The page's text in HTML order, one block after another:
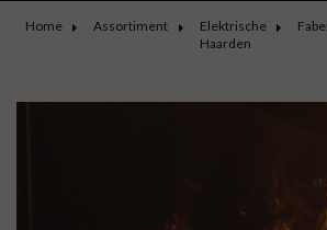
Home Assortiment
Elektrische
Haarden